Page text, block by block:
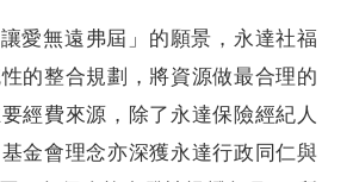
愛無遠弗屆」的願景，永達社福
的整合規劃，將資源做最合理的
經費來源，除了永達保險經紀人
金會理念亦深獲永達行政同仁與